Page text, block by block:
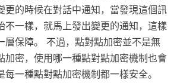
更的時候在對話中通知，當發現這個訊
不一樣，就馬上發出變更的通知，這樣
層保障。 不過，點對點加密並不是無
加密，使用哪一種點對點加密機制也會
一種點對點加密機制都一樣安全。